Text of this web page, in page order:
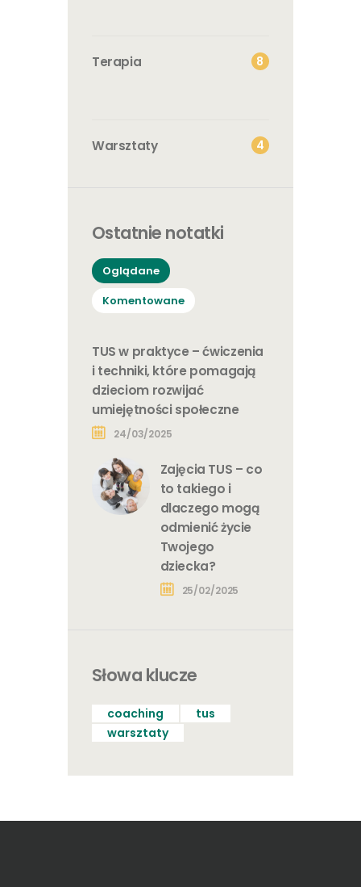
Terapia 8
Warsztaty 4
Ostatnie notatki
Oglądane
Komentowane
TUS w praktyce – ćwiczenia
i techniki, które pomagają
dzieciom rozwijać
umiejętności społeczne
24/03/2025
Zajęcia TUS – co
to takiego i
dlaczego mogą
odmienić życie
Twojego
dziecka?
25/02/2025
Słowa klucze
coaching
tus
warsztaty